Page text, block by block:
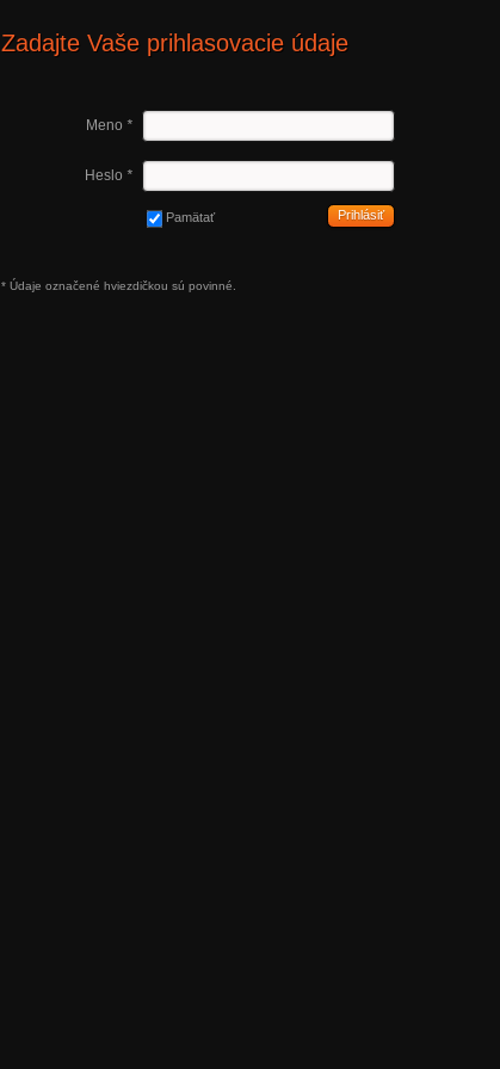
Zadajte Vaše prihlasovacie údaje
Meno *
Heslo *
Prihlásiť
Pamätať
* Údaje označené hviezdičkou sú povinné.